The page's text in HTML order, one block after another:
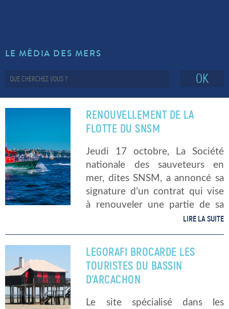
LE MÉDIA DES MERS
OK
RENOUVELLEMENT DE LA
FLOTTE DU SNSM
Jeudi 17 octobre, La Société
nationale des sauveteurs en
mer, dites SNSM, a annoncé sa
signature d’un contrat qui vise
à renouveler une partie de sa
flotte (environ 70 bateaux) et
LIRE LA SUITE
LEGORAFI BROCARDE LES
TOURISTES DU BASSIN
D’ARCACHON
Le site spécialisé dans les